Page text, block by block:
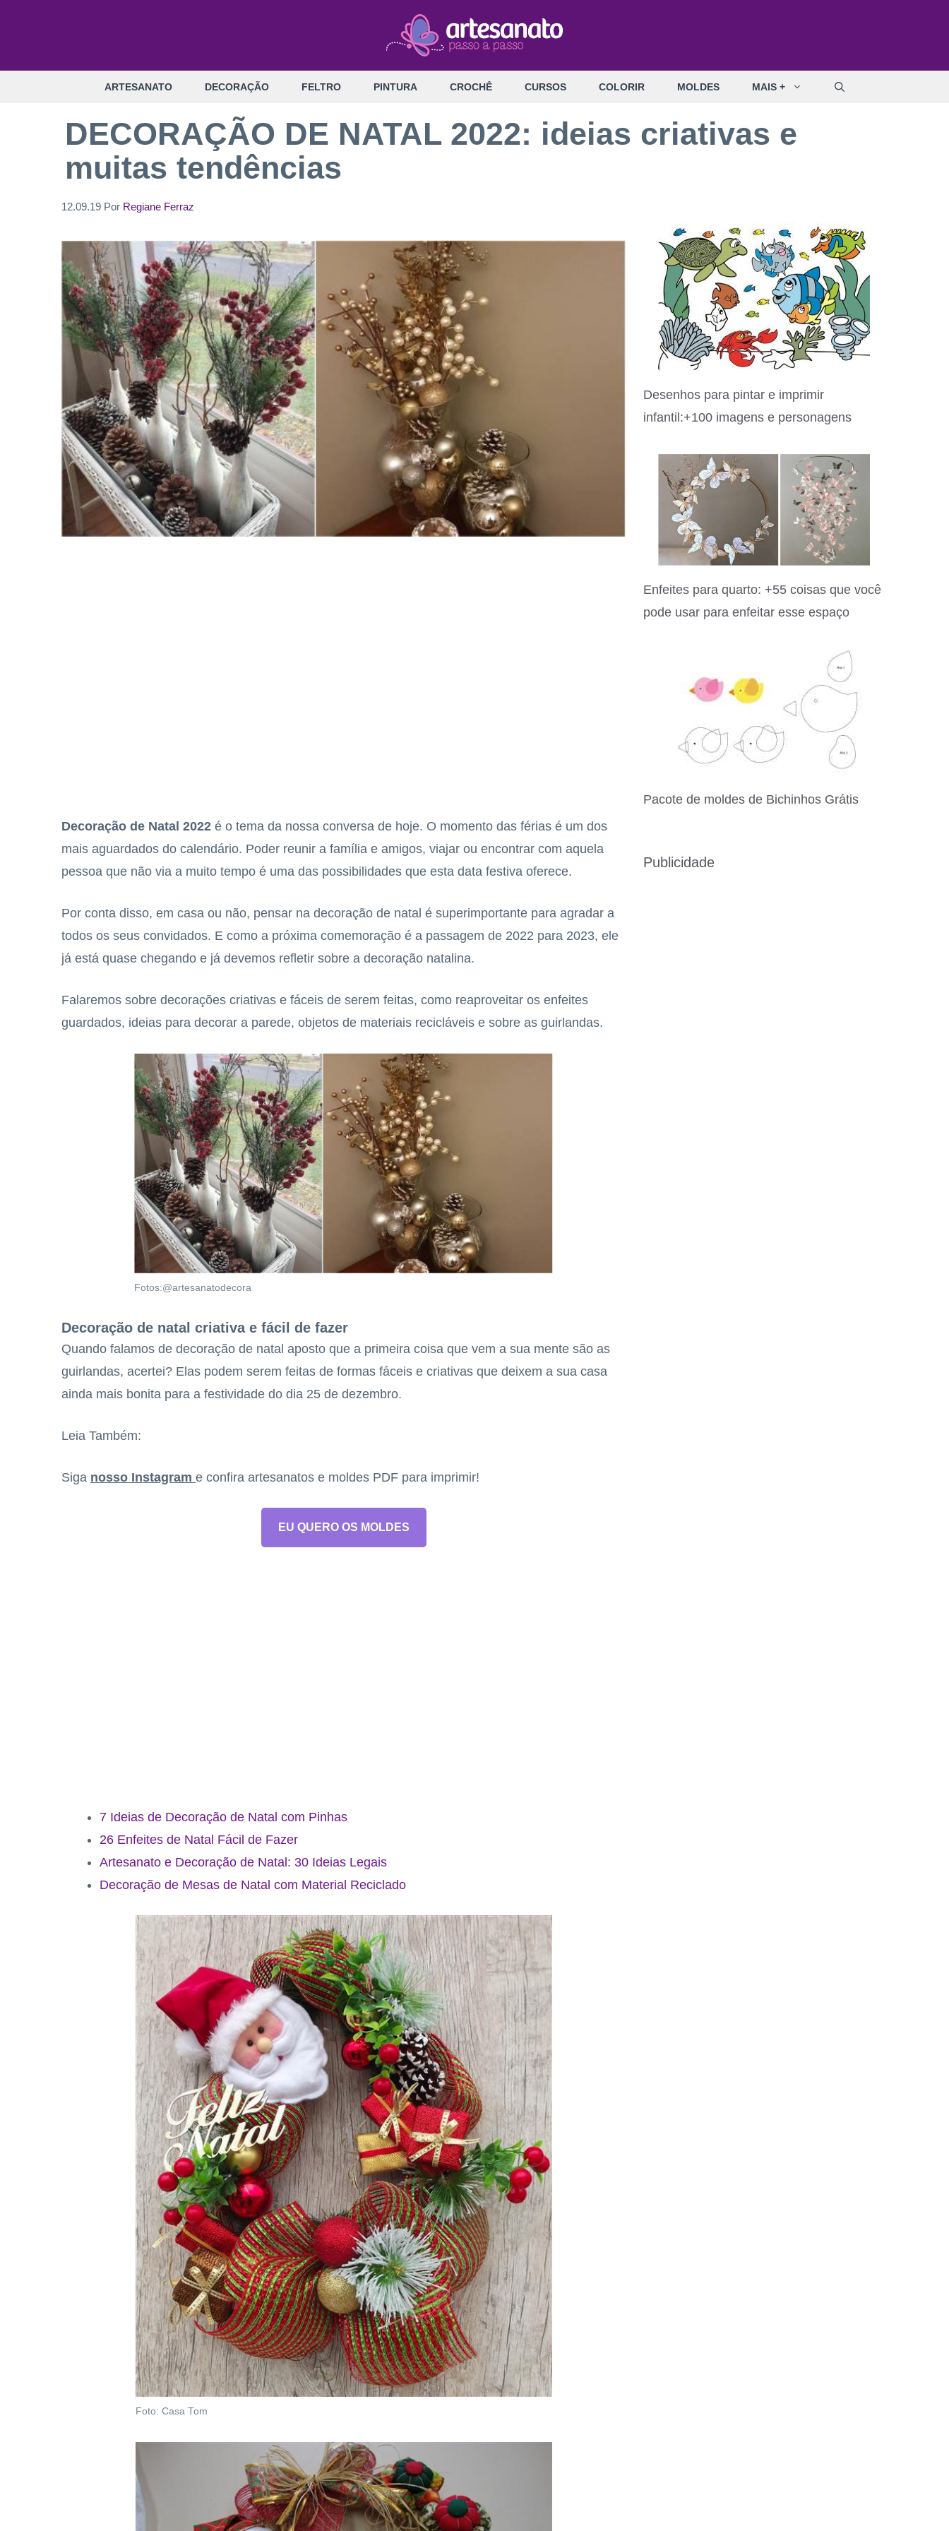
ARTESANATO DECORAÇÃO FELTRO PINTURA CROCHÊ CURSOS COLORIR MOLDES MAIS +
DECORAÇÃO DE NATAL 2022: ideias criativas e
muitas tendências
12.09.19 Por Regiane Ferraz
Decoração de Natal 2022 é o tema da nossa conversa de hoje. O momento das férias é um dos
mais aguardados do calendário. Poder reunir a família e amigos, viajar ou encontrar com aquela
pessoa que não via a muito tempo é uma das possibilidades que esta data festiva oferece.
Por conta disso, em casa ou não, pensar na decoração de natal é superimportante para agradar a
todos os seus convidados. E como a próxima comemoração é a passagem de 2022 para 2023, ele
já está quase chegando e já devemos refletir sobre a decoração natalina.
Falaremos sobre decorações criativas e fáceis de serem feitas, como reaproveitar os enfeites
guardados, ideias para decorar a parede, objetos de materiais recicláveis e sobre as guirlandas.
Fotos:@artesanatodecora
Decoração de natal criativa e fácil de fazer
Quando falamos de decoração de natal aposto que a primeira coisa que vem a sua mente são as
guirlandas, acertei? Elas podem serem feitas de formas fáceis e criativas que deixem a sua casa
ainda mais bonita para a festividade do dia 25 de dezembro.
Leia Também:
Siga nosso Instagram e confira artesanatos e moldes PDF para imprimir!
EU QUERO OS MOLDES
7 Ideias de Decoração de Natal com Pinhas
26 Enfeites de Natal Fácil de Fazer
Artesanato e Decoração de Natal: 30 Ideias Legais
Decoração de Mesas de Natal com Material Reciclado
Foto: Casa Tom
Desenhos para pintar e imprimir
infantil:+100 imagens e personagens
Enfeites para quarto: +55 coisas que você
pode usar para enfeitar esse espaço
Pacote de moldes de Bichinhos Grátis
Publicidade